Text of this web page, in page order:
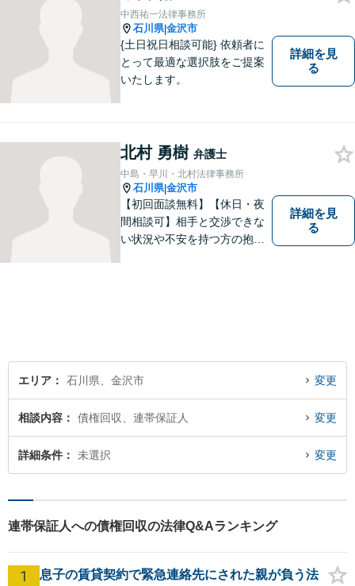
中西祐一法律事務所
石川県|金沢市
{土日祝日相談可能} 依頼者に
とって最適な選択肢をご提案
いたします。
詳細を見
る
北村 勇樹 弁護士
中島・早川・北村法律事務所
石川県|金沢市
【初回面談無料】【休日・夜
間相談可】相手と交渉できな
い状況や不安を持つ方の抱え
ません。
詳細を見
る
エリア 石川県、金沢市 変更
相談内容 債権回収、連帯保証人 変更
詳細条件 未選択 変更
連帯保証人への債権回収の法律Q&Aランキング
1
息子の賃貸契約で緊急連絡先にされた親が負う法